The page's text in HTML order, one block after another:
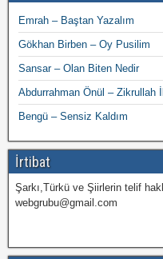
Emrah – Baştan Yazalım
Gökhan Birben – Oy Pusilim
Sansar – Olan Biten Nedir
Abdurrahman Önül – Zikrullah
Bengü – Sensiz Kaldım
İrtibat
Şarkı,Türkü ve Şiirlerin telif
webgrubu@gmail.com